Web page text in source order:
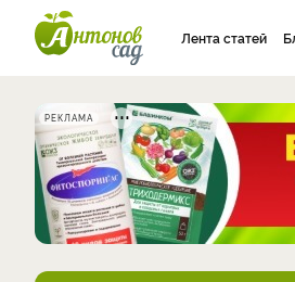
Лента статей
РЕКЛАМА